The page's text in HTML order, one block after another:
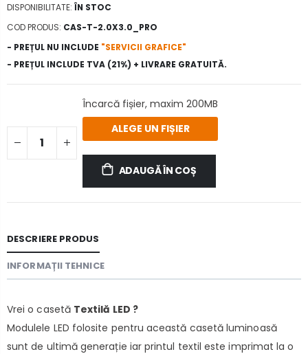
DISPONIBILITATE: ÎN STOC
COD PRODUS: CAS-T-2.0X3.0_PRO
- PREȚUL NU INCLUDE "SERVICII GRAFICE"
- PREȚUL INCLUDE TVA (21%) + LIVRARE GRATUITĂ.
Încarcă fișier, maxim 200MB
ALEGE UN FIȘIER
ADAUGĂ ÎN COȘ
DESCRIERE PRODUS
INFORMAȚII TEHNICE
Vrei o casetă Textilă LED ?
Modulele LED folosite pentru această casetă luminoasă
sunt de ultimă generație iar printul textil este imprimat la o